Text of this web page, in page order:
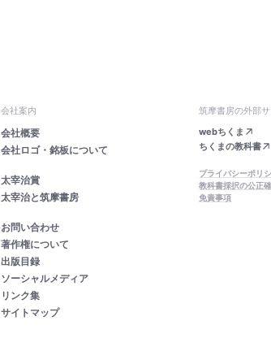
会社案内
会社概要
会社ロゴ・銘板について
太宰治賞
太宰治と筑摩書房
お問い合わせ
著作権について
出版目録
ソーシャルメディア
リンク集
サイトマップ
筑摩書房の外部サ
webちくま
ちくまの教科書
プライバシーポリ
教科書採択の公正
免責事項